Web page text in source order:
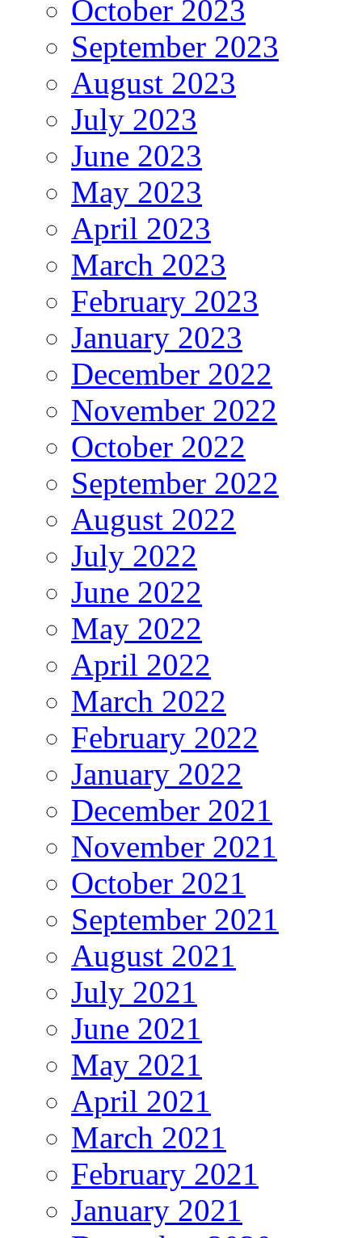
October 2023
September 2023
August 2023
July 2023
June 2023
May 2023
April 2023
March 2023
February 2023
January 2023
December 2022
November 2022
October 2022
September 2022
August 2022
July 2022
June 2022
May 2022
April 2022
March 2022
February 2022
January 2022
December 2021
November 2021
October 2021
September 2021
August 2021
July 2021
June 2021
May 2021
April 2021
March 2021
February 2021
January 2021